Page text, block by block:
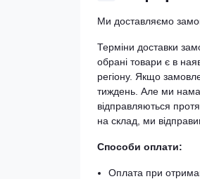
Ми доставляємо
Терміни доставки
обрані товари є в
регіону. Якщо
тиждень. Але ми
відправляються
на склад, ми
Способи оплати:
Оплата при